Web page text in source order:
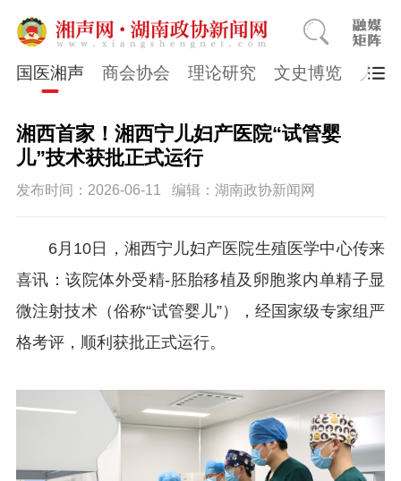
国医湘声 商会协会 理论研究 文史博览 人物
湘西首家！湘西宁儿妇产医院“试管婴
儿”技术获批正式运行
发布时间：2026-06-11 编辑：湖南政协新闻网
6月10日，湘西宁儿妇产医院生殖医学中心传来
喜讯：该院体外受精-胚胎移植及卵胞浆内单精子显
微注射技术（俗称“试管婴儿”），经国家级专家组严
格考评，顺利获批正式运行。